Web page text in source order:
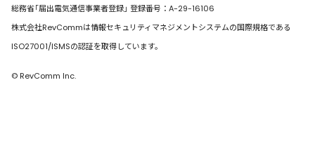
総務省｢届出電気通信事業者登録｣ 登録番号：A-29-16106
株式会社RevCommは情報セキュリティマネジメントシステムの国際規格である
ISO27001/ISMSの認証を取得しています。
© RevComm Inc.